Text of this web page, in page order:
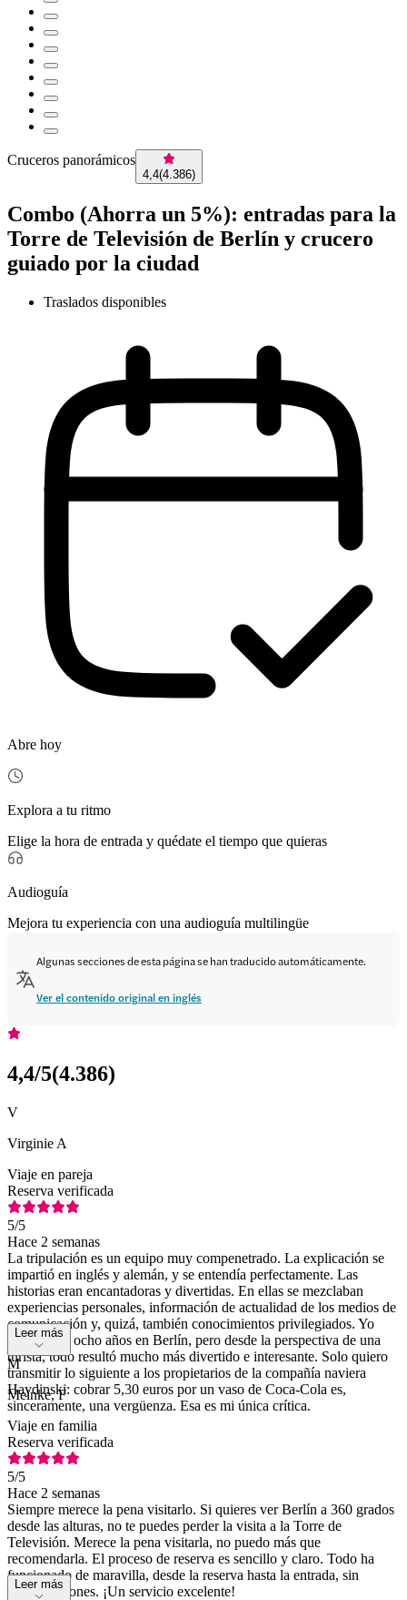
Cruceros panorámicos
4,4(4.386)
Combo (Ahorra un 5%): entradas para la
Torre de Televisión de Berlín y crucero
guiado por la ciudad
Traslados disponibles
Abre hoy
Explora a tu ritmo
Elige la hora de entrada y quédate el tiempo que quieras
Audioguía
Mejora tu experiencia con una audioguía multilingüe
Algunas secciones de esta página se han traducido automáticamente.
Ver el contenido original en inglés
4,4/5(4.386)
V
Virginie A
Viaje en pareja
Reserva verificada
5/5
Hace 2 semanas
La tripulación es un equipo muy compenetrado. La explicación se
impartió en inglés y alemán, y se entendía perfectamente. Las
historias eran encantadoras y divertidas. En ellas se mezclaban
experiencias personales, información de actualidad de los medios de
comunicación y, quizá, también conocimientos privilegiados. Yo
misma viví ocho años en Berlín, pero desde la perspectiva de una
turista, todo resultó mucho más divertido e interesante. Solo quiero
transmitir lo siguiente a los propietarios de la compañía naviera
Haydinski: cobrar 5,30 euros por un vaso de Coca-Cola es,
sinceramente, una vergüenza. Esa es mi única crítica.
Leer más
M
Meinke, F
Viaje en familia
Reserva verificada
5/5
Hace 2 semanas
Siempre merece la pena visitarlo. Si quieres ver Berlín a 360 grados
desde las alturas, no te puedes perder la visita a la Torre de
Televisión. Merece la pena visitarla, no puedo más que
recomendarla. El proceso de reserva es sencillo y claro. Todo ha
funcionado de maravilla, desde la reserva hasta la entrada, sin
complicaciones. ¡Un servicio excelente!
Leer más